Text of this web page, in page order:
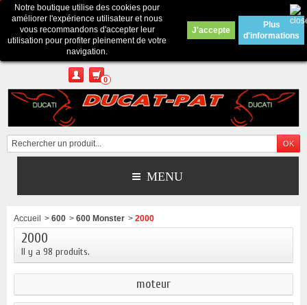
Contactez-nous
Appelez-nous au :Pour tous renseignements : merci d'envoyer un mail
depuis le formulaire de contact ou sur ducatpat25@gmail.com
0
MENU
Notre boutique utilise des cookies pour
améliorer l'expérience utilisateur et nous
vous recommandons d'accepter leur
utilisation pour profiter pleinement de votre
navigation.
J'accepte
Plus
d'informations
Accueil > 600 > 600 Monster > 2000
2000
Il y a 98 produits.
moteur